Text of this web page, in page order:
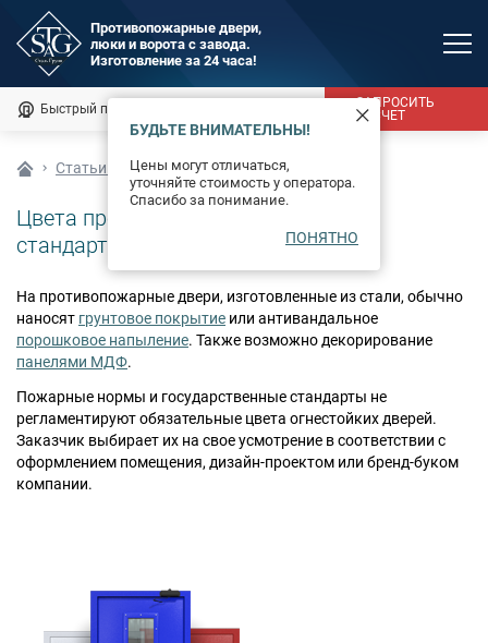
Быстрый подбор
ЗАПРОСИТЬ
РАСЧЕТ
Противопожарные двери,
люки и ворота с завода.
Изготовление за 24 часа!
Доставка и монтаж
Оплата
Сертификаты
О компании
Новости
Контакты
Доставка по России
БУДЬТЕ ВНИМАТЕЛЬНЫ!
Цены могут отличаться,
уточняйте стоимость у оператора.
Спасибо за понимание.
ПОНЯТНО
Статьи о противопожарных дверях
Цвета противопожарных дверей —
стандартные и допустимые RAL
На противопожарные двери, изготовленные из стали, обычно
наносят грунтовое покрытие или антивандальное
порошковое напыление. Также возможно декорирование
панелями МДФ.
Пожарные нормы и государственные стандарты не
регламентируют обязательные цвета огнестойких дверей.
Заказчик выбирает их на свое усмотрение в соответствии с
оформлением помещения, дизайн-проектом или бренд-буком
компании.
MAX
Мы онлайн